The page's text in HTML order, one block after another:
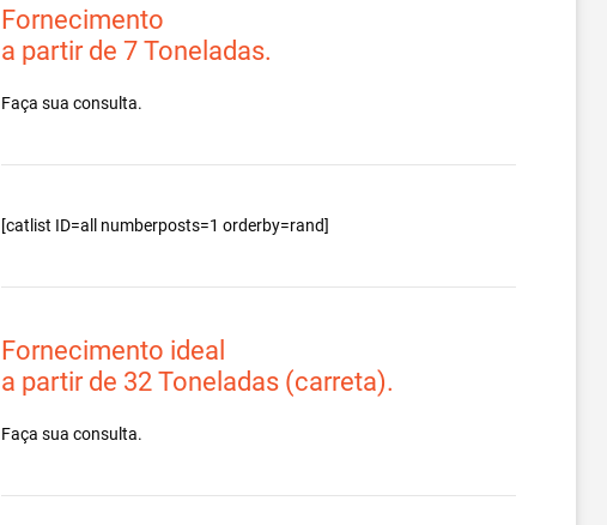
Fornecimento
a partir de 7 Toneladas.
Faça sua consulta.
[catlist ID=all numberposts=1 orderby=rand]
Fornecimento ideal
a partir de 32 Toneladas (carreta).
Faça sua consulta.